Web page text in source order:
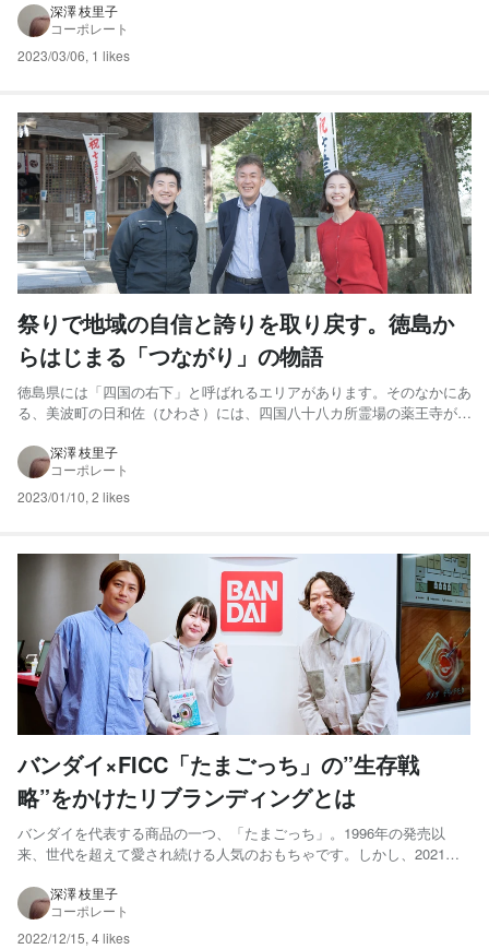
トです。ペットの歯みがき実施率100%を目指して、“失敗しながら、家
族しよう”というメッセージを掲げるその想いとは？...
深澤 枝里子
コーポレート
2023/03/06, 1 likes
祭りで地域の自信と誇りを取り戻す。徳島か
らはじまる「つながり」の物語
徳島県には「四国の右下」と呼ばれるエリアがあります。そのなかにあ
る、美波町の日和佐（ひわさ）には、四国八十八カ所霊場の薬王寺があ
つりが有名で、「ちょうさ」という太鼓屋台が海へ飛び込む姿は圧巻で
す。 2021年から、一般社団法人 四国の右下観光局と一緒...
深澤 枝里子
コーポレート
2023/01/10, 2 likes
バンダイ×FICC「たまごっち」の”生存戦
略”をかけたリブランディングとは
バンダイを代表する商品の一つ、「たまごっち」。1996年の発売以
来、世代を超えて愛され続ける人気のおもちゃです。しかし、2021年
のだとか。そこでFICCが手がけたのは、たまごっちチーム向けのワー
クショップ。一連のプロジェクトや話し合いを通じて見えて...
深澤 枝里子
コーポレート
2022/12/15, 4 likes